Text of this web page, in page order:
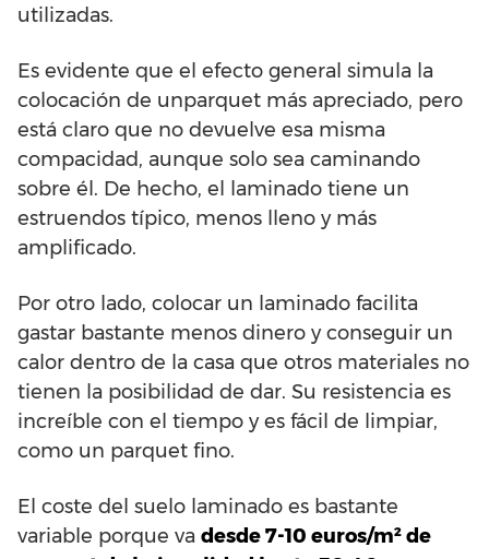
utilizadas.
Es evidente que el efecto general simula la
colocación de unparquet más apreciado, pero
está claro que no devuelve esa misma
compacidad, aunque solo sea caminando
sobre él. De hecho, el laminado tiene un
estruendos típico, menos lleno y más
amplificado.
Por otro lado, colocar un laminado facilita
gastar bastante menos dinero y conseguir un
calor dentro de la casa que otros materiales no
tienen la posibilidad de dar. Su resistencia es
increíble con el tiempo y es fácil de limpiar,
como un parquet fino.
El coste del suelo laminado es bastante
variable porque va desde 7-10 euros/m² de